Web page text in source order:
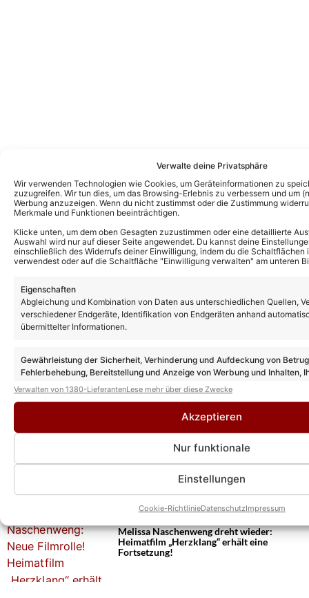
Verwalte deine Privatsphäre
Wir verwenden Technologien wie Cookies, um Geräteinformationen zu
zuzugreifen. Wir tun dies, um das Browsing-Erlebnis zu verbessern und um
Werbung anzuzeigen. Wenn du nicht zustimmst oder die Zustimmung
Merkmale und Funktionen beeinträchtigen.
Klicke unten, um dem oben Gesagten zuzustimmen oder eine detaillierte
Auswahl wird nur auf dieser Seite angewendet. Du kannst deine
einschließlich des Widerrufs deiner Einwilligung, indem du die
verwendest oder auf die Schaltfläche "Einwilligung verwalten" am unteren
Eigenschaften
Abgleichung und Kombination von Daten aus unterschiedlichen Quellen,
verschiedener Endgeräte, Identifikation von Endgeräten anhand
übermittelter Informationen.
Gewährleistung der Sicherheit, Verhinderung und Aufdeckung von
Fehlerbehebung, Bereitstellung und Anzeige von Werbung und Inhalten,
Entscheidungen zum Datenschutz speichern und übermitteln.
Verwalten von 1380-LieferantenLese mehr über diese Zwecke
Akzeptieren
Nur funktionale
Einstellungen
Cookie-RichtlinieDatenschutzImpressum
Das könnte Euch auch interessieren:
Matthias Reim und Christin Stark ziehen
um: Hier finden sie ihr neues Zuhause
DJ Ötzi verliert TV-Job! Melissa
Naschenweng übernimmt Moderation von
„Zauberhafte Weihnacht“!
Melissa Naschenweng dreht für neuen
Fernsehfilm – uns verriet sie mehr zu den
Melissa Naschenweng dreht wieder:
Heimatfilm „Herzklang“ erhält eine
Fortsetzung!